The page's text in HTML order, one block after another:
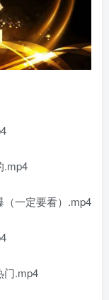
.mp4
一定要看）.mp4
门.mp4